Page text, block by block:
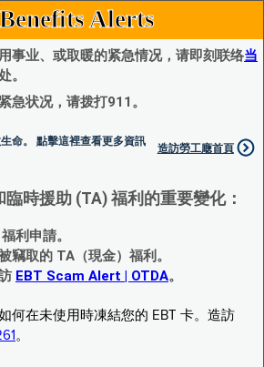
Alerts
事业、或取暖的紧急情况，请即刻联络当
。
急状况，请拨打911。
命。 點擊這裡查看更多資訊
造訪勞工廰首頁
臨時援助 (TA) 福利的重要變化：
利申請。
竊取的 TA（現金）福利。
EBT Scam Alert | OTDA。
何在未使用時凍結您的 EBT 卡。造訪
。